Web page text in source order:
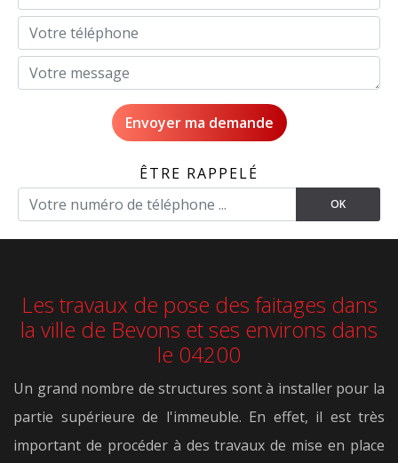
ÊTRE RAPPELÉ
Les travaux de pose des faitages dans
la ville de Bevons et ses environs dans
le 04200
Un grand nombre de structures sont à installer pour la
partie supérieure de l'immeuble. En effet, il est très
important de procéder à des travaux de mise en place